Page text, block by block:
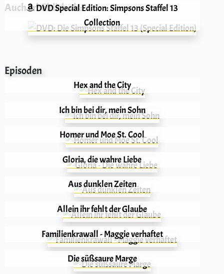
Auch erhältlich als:
DVD Special Edition: Simpsons Staffel 13
Collection
Episoden
Hex and the City
Ich bin bei dir, mein Sohn
Homer und Moe St. Cool
Gloria, die wahre Liebe
Aus dunklen Zeiten
Allein ihr fehlt der Glaube
Familienkrawall - Maggie verhaftet
Die süßsaure Marge